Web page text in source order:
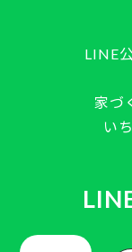
LINE
家づ
い